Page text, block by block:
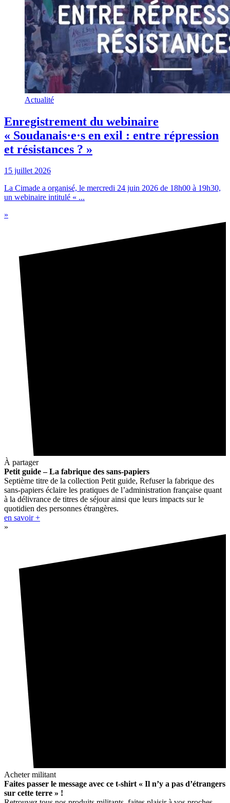
Actualité
Enregistrement du webinaire
« Soudanais·e·s en exil : entre répression
et résistances ? »
15 juillet 2026
La Cimade a organisé, le mercredi 24 juin 2026 de 18h00 à 19h30,
un webinaire intitulé « ...
»
À partager
Petit guide – La fabrique des sans-papiers
Septième titre de la collection Petit guide, Refuser la fabrique des
sans-papiers éclaire les pratiques de l’administration française quant
à la délivrance de titres de séjour ainsi que leurs impacts sur le
quotidien des personnes étrangères.
en savoir +
»
Acheter militant
Faites passer le message avec ce t-shirt « Il n’y a pas d’étrangers
sur cette terre » !